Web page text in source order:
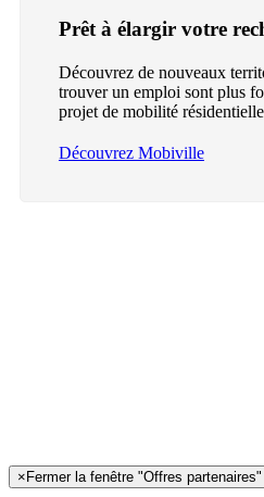
Prêt à élargir votre
Découvrez de nouveaux
trouver un emploi sont plus
projet de mobilité résidentielle
Découvrez Mobiville
× Fermer la fenêtre "Offres partenaires"